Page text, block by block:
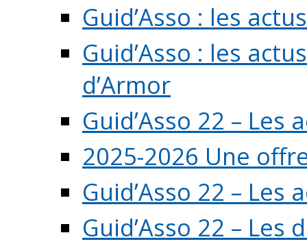
Guid’Asso : les
Guid’Asso : les
d’Armor
Guid’Asso 22 – Les
2025-2026 Une
Guid’Asso 22 –
Guid’Asso 22 – Les